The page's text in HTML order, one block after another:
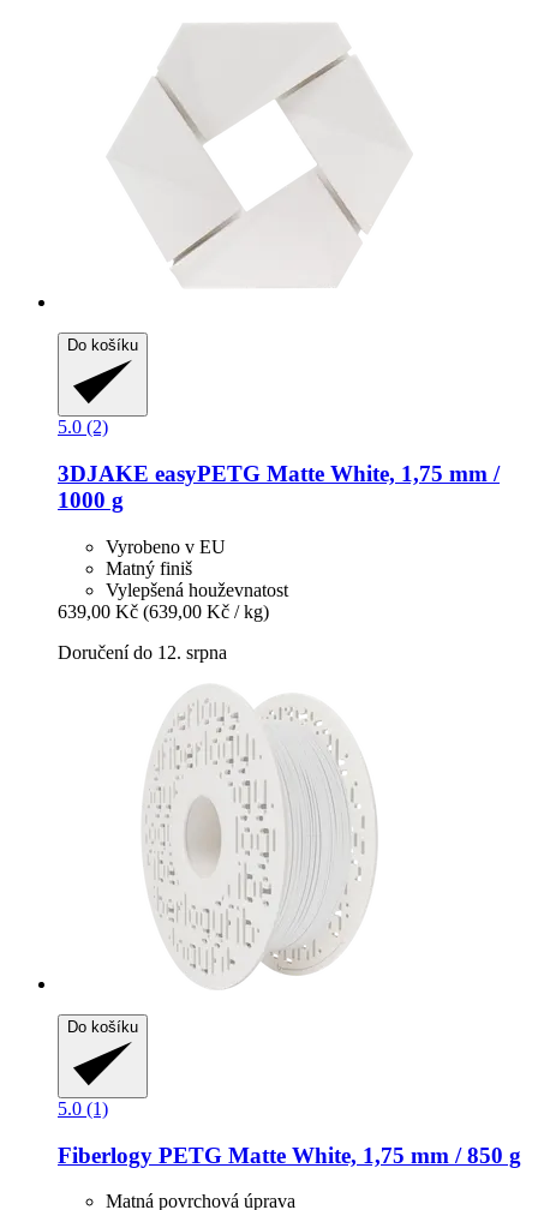
Do košíku
5.0 (2)
3DJAKE easyPETG Matte White, 1,75 mm /
1000 g
Vyrobeno v EU
Matný finiš
Vylepšená houževnatost
639,00 Kč (639,00 Kč / kg)
Doručení do 12. srpna
Do košíku
5.0 (1)
Fiberlogy PETG Matte White, 1,75 mm / 850 g
Matná povrchová úprava